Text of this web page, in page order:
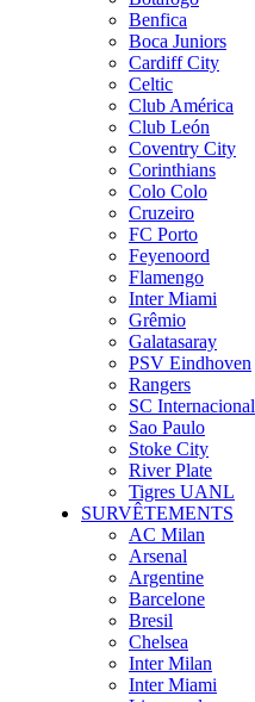
Benfica
Boca Juniors
Cardiff City
Celtic
Club América
Club León
Coventry City
Corinthians
Colo Colo
Cruzeiro
FC Porto
Feyenoord
Flamengo
Inter Miami
Grêmio
Galatasaray
PSV Eindhoven
Rangers
SC Internacional
Sao Paulo
Stoke City
River Plate
Tigres UANL
SURVÊTEMENTS
AC Milan
Arsenal
Argentine
Barcelone
Bresil
Chelsea
Inter Milan
Inter Miami